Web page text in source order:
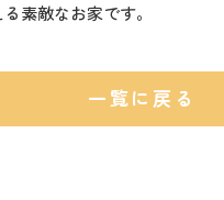
素敵なお家です。
一覧に戻る